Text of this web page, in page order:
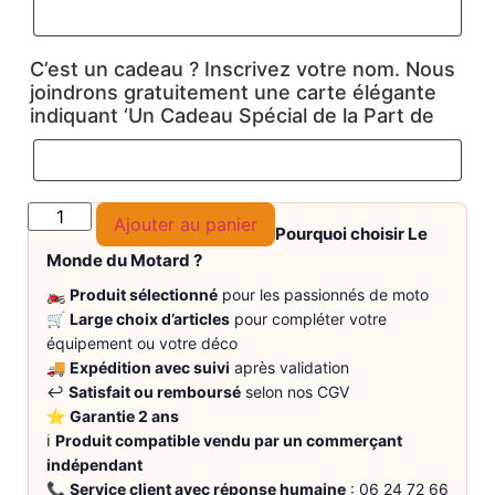
C’est un cadeau ? Inscrivez votre nom. Nous
joindrons gratuitement une carte élégante
indiquant ‘Un Cadeau Spécial de la Part de
Ajouter au panier
Pourquoi choisir Le
Monde du Motard ?
🏍️ Produit sélectionné pour les passionnés de moto
🛒 Large choix d’articles pour compléter votre
équipement ou votre déco
🚚 Expédition avec suivi après validation
↩️ Satisfait ou remboursé selon nos CGV
⭐ Garantie 2 ans
ℹ️ Produit compatible vendu par un commerçant
indépendant
📞 Service client avec réponse humaine : 06 24 72 66